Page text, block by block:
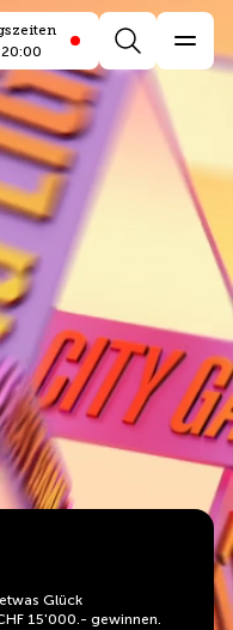
closedSearch
Glück
15'000.- gewinnen.